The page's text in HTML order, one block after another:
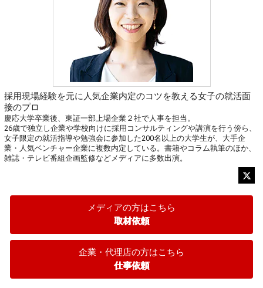
採用現場経験を元に人気企業内定のコツを教える女子の就活面
接のプロ
慶応大学卒業後、東証一部上場企業２社で人事を担当。
26歳で独立し企業や学校向けに採用コンサルティングや講演を行う傍ら、
女子限定の就活指導や勉強会に参加した200名以上の大学生が、大手企
業・人気ベンチャー企業に複数内定している。書籍やコラム執筆のほか、
雑誌・テレビ番組企画監修などメディアに多数出演。
メディアの方はこちら
取材依頼
企業・代理店の方はこちら
仕事依頼